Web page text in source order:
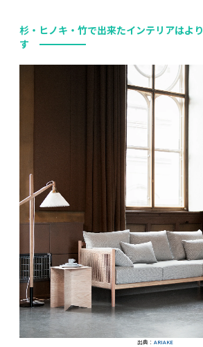
杉・ヒノキ・竹で出来たインテリアはより
す
出典： ARIAKE